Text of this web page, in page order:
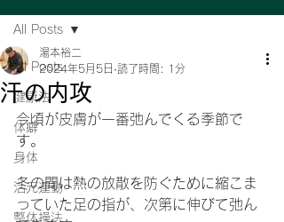
All Posts
健康法
体癖
身体
活元運動
整体操法
All Posts
汗の内攻
湯本裕二
2024年5月5日 読了時間: 1分
今頃が皮膚が一番弛んでくる季節で
す。
冬の間は熱の放散を防ぐために縮こま
っていた足の指が、次第に伸びて弛ん